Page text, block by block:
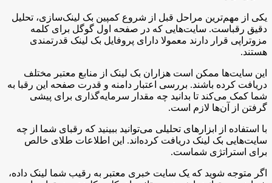
یکی از مهم‌ترین مراحل قبل از شروع کمپین بک لینک‌سازی، تحلیل
دقیق رقباست. سایت‌هایی که در صفحه اول گوگل برای کلمه
مزوتراپی قرار دارند معمولا دارای پروفایل بک لینک قدرتمندی
هستند.
این سایت‌ها ممکن است هزاران بک لینک از منابع معتبر مختلف
دریافت کرده باشند. بررسی اعتبار دامنه و قدرت صفحه این رقبا به
شما کمک می‌کند تا بدانید چه مقدار سرمایه‌گذاری برای پیشی
گرفتن از آن‌ها لازم است.
با استفاده از ابزارهای تحلیلی می‌توانید ببینید که رقبای شما از چه
سایت‌هایی بک لینک دریافت کرده‌اند. این اطلاعات طلای خالص
برای استراتژی شماست.
اگر متوجه شوید که یک سایت خبری معتبر به رقیب شما لینک داده،